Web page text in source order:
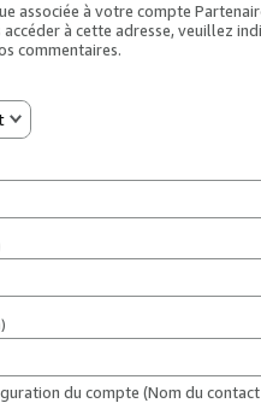
associée à votre compte
à cette adresse, veuillez
commentaires.
du compte (Nom du